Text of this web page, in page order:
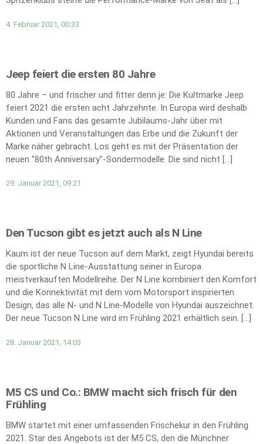
4. Februar 2021, 00:33
Jeep feiert die ersten 80 Jahre
80 Jahre – und frischer und fitter denn je: Die Kultmarke Jeep
feiert 2021 die ersten acht Jahrzehnte. In Europa wird deshalb
Kunden und Fans das gesamte Jubiläums-Jahr über mit
Aktionen und Veranstaltungen das Erbe und die Zukunft der
Marke näher gebracht. Los geht es mit der Präsentation der
neuen "80th Anniversary"-Sondermodelle. Die sind nicht […]
29. Januar 2021, 09:21
Den Tucson gibt es jetzt auch als N Line
Kaum ist der neue Tucson auf dem Markt, zeigt Hyundai bereits
die sportliche N Line-Ausstattung seiner in Europa
meistverkauften Modellreihe. Der N Line kombiniert den Komfort
und die Konnektivität mit dem vom Motorsport inspirierten
Design, das alle N- und N Line-Modelle von Hyundai auszeichnet.
Der neue Tucson N Line wird im Frühling 2021 erhältlich sein. […]
28. Januar 2021, 14:03
M5 CS und Co.: BMW macht sich frisch für den
Frühling
BMW startet mit einer umfassenden Frischekur in den Frühling
2021. Star des Angebots ist der M5 CS, den die Münchner